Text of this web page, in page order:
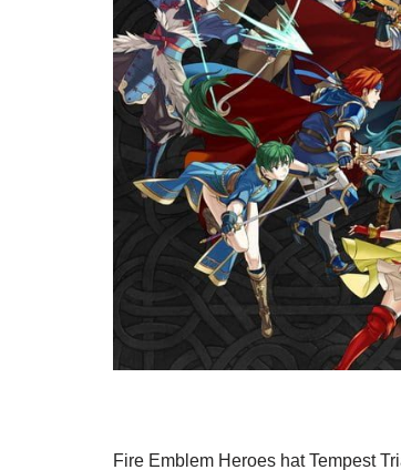
Fire Emblem Heroes hat Tempest